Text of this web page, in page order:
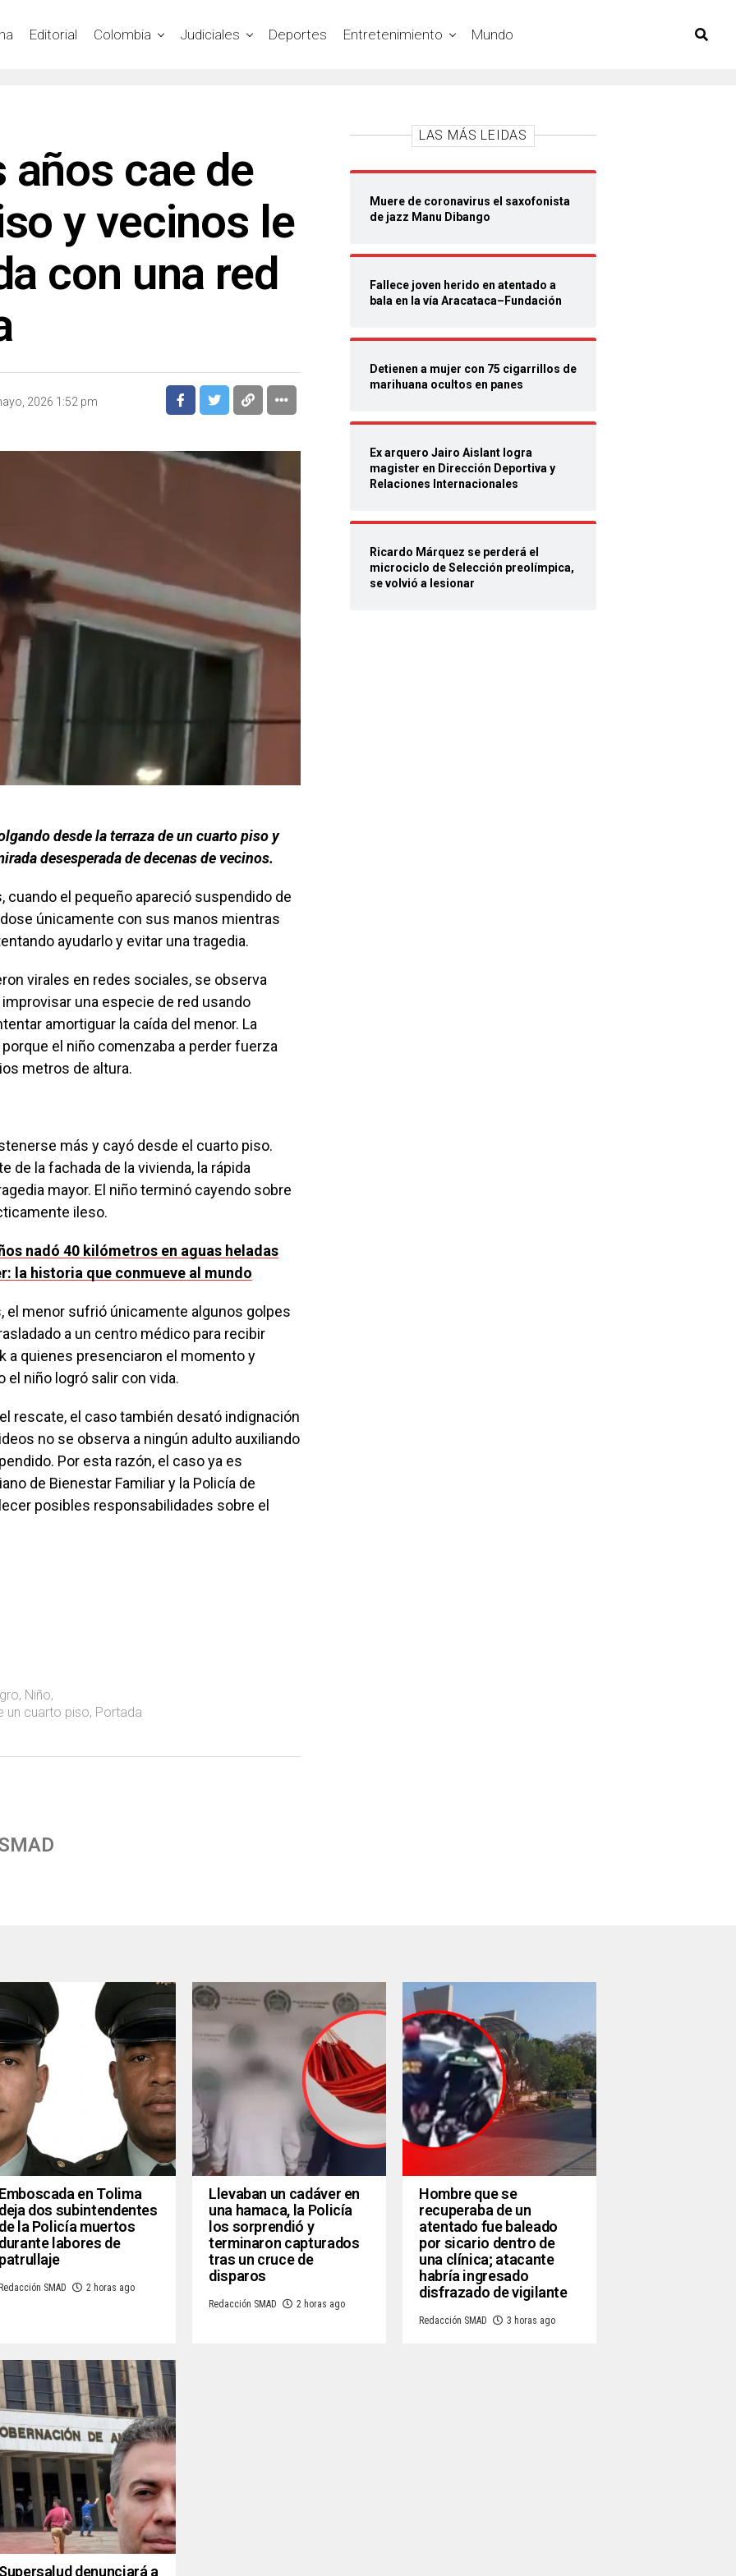
Editorial Colombia Judiciales Deportes Entretenimiento Mundo
años cae de
y vecinos le
con una red
2026 1:52 pm
desde la terraza de un cuarto piso y
desesperada de decenas de vecinos.
cuando el pequeño apareció suspendido de
únicamente con sus manos mientras
ayudarlo y evitar una tragedia.
virales en redes sociales, se observa
una especie de red usando
amortiguar la caída del menor. La
el niño comenzaba a perder fuerza
metros de altura.
más y cayó desde el cuarto piso.
de la fachada de la vivienda, la rápida
mayor. El niño terminó cayendo sobre
ileso.
nadó 40 kilómetros en aguas heladas
la historia que conmueve al mundo
el menor sufrió únicamente algunos golpes
a un centro médico para recibir
a quienes presenciaron el momento y
niño logró salir con vida.
rescate, el caso también desató indignación
no se observa a ningún adulto auxiliando
Por esta razón, el caso ya es
de Bienestar Familiar y la Policía de
posibles responsabilidades sobre el
, Niño,
un cuarto piso, Portada
LAS MÁS LEIDAS
Muere de coronavirus el saxofonista
de jazz Manu Dibango
Fallece joven herido en atentado a
bala en la vía Aracataca–Fundación
Detienen a mujer con 75 cigarrillos de
marihuana ocultos en panes
Ex arquero Jairo Aislant logra
magister en Dirección Deportiva y
Relaciones Internacionales
Ricardo Márquez se perderá el
microciclo de Selección preolímpica,
se volvió a lesionar
Emboscada en Tolima
deja dos subintendentes
de la Policía muertos
durante labores de
patrullaje
Redacción SMAD 2 horas ago
Llevaban un cadáver en
una hamaca, la Policía
los sorprendió y
terminaron capturados
tras un cruce de
disparos
Redacción SMAD 2 horas ago
Hombre que se
recuperaba de un
atentado fue baleado
por sicario dentro de
una clínica; atacante
habría ingresado
disfrazado de vigilante
Redacción SMAD 3 horas ago
Supersalud denunciará a